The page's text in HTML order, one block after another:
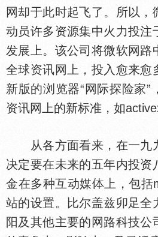
网却于此时起飞了。所以，
动员许多资源集中火力投注
发展上。该公司将微软网路
全球资讯网上，投入愈来愈
新版的浏览器“网际探险家”
资讯网上的新标准，如
从各方面看来，在一九
决定要在未来的五年内投资
金在多种互动媒
上，包括
站的设置。比尔盖兹卯足全
阳及其他主要的网路科技公